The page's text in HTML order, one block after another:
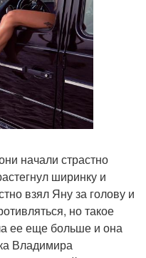
начали страстно
ширинку и
взял Яну за голову и
но такое
ее еще больше и она
Владимира